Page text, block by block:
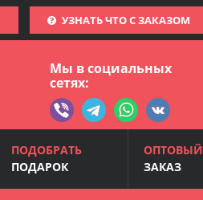
УЗНАТЬ ЧТО С ЗАКАЗОМ
Мы в социальных
сетях:
ПОДОБРАТЬ
ПОДАРОК
ОПТОВЫЙ
ЗАКАЗ